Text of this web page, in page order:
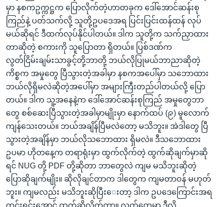
မှာ နစကဥက္ကဋ္ဌက ပြောလိုက်တဲ့ဟာတခုက ဒေါ်အောင်ဆန်းစု
ကြည်နဲ့ ပတ်သက်လို့ သူတို့ဥပဒေအရ ပြင်းပြင်းထန်ထန် လုပ်
မယ်ဆိုရင် ဒီထက်လုပ်နိုင်ပါတယ်။ ဒါက သူတို့က သက်ညှာထား
တာဆိုတဲ့ စကားကို သူပြောတာ ရှိတယ်။ ပြစ်ဒဏ်က
လွတ်ငြိမ်းချမ်းသာခွင့်တို့ဘာတို့ ဘယ်လိုပြုမယ်ဘာညာဆိုတဲ့
ကိစ္စက အမှုတွေ ပြီသွားတဲ့အခါမှာ နစကအပေါ်မှာ သဘောထား
ဘယ်လိုရှိမလဲဆိုတဲ့အပေါ်မှာ အများကြီးတည်ပါတယ်လို့ ပြော
တယ်။ ဒါက သူ့အနေနဲ့က ဒေါ်အောင်ဆန်းစုကြည် အမှုတွေဘာ
တွေ စစ်ဆေးပြီသွားတဲ့အခါမှာမျိုးမှာ နောက်ထပ် (၉) မူလောက်
ကျန်သေးတယ်။ ဘယ်အချိန်ပြီမလဲတော့ မသိဘူး။ အဲဒါတွေ ပြီ
သွားတဲ့အချိန်မှာ ဘယ်လိုသဘောထား ရှိမလဲ။ ဒီသဘောထား
ဥပမာ ဟိုတနေ့က တရာရုံးမှာ ထွက်လိုက်တဲ့ ထွက်ဆိုချက်မှာဆို
ရင် NUG တို့ PDF တို့ဆိုတာ ဘာတွေလဲ ကျမ မသိဘူးဆိုတဲ့
ပြောဆိုချက်မျိုး။ ဆိုလိုချင်တာက ဒါတွေက ကျမတာဝန် မဟုတ်
ဘူး။ ကျမလည်း မသိဘူးဆိုပြီးေးတာ့ ဒါက ဥပဒေကြောင်းအရ
ကင်းရှင်းအောင် ထွက်ဆိုလိုက်တာ။ လက်တွေ့မှာ ဒီလို